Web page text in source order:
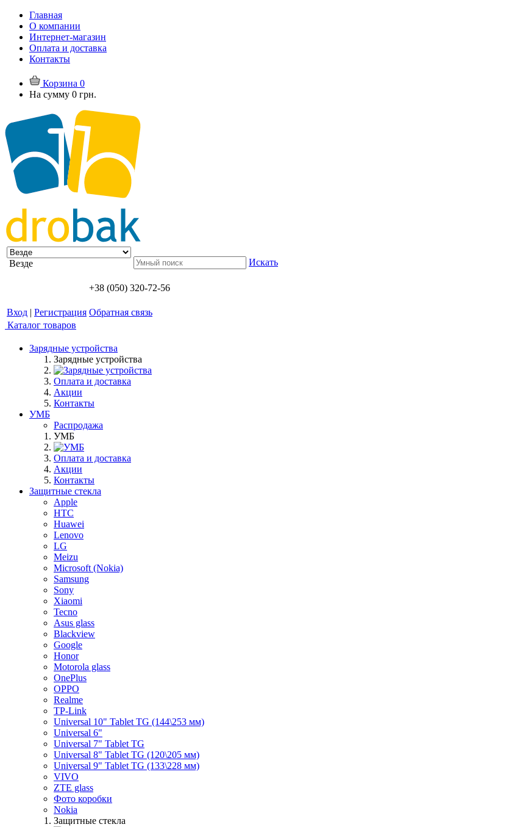
Главная
О компании
Интернет-магазин
Оплата и доставка
Контакты
Корзина 0
На сумму 0 грн.
Везде Искать
+38 (050) 320-72-56
Вход | Регистрация Обратная связь
Каталог товаров
Зарядные устройства
Зарядные устройства
Оплата и доставка
Акции
Контакты
УМБ
Распродажа
УМБ
Оплата и доставка
Акции
Контакты
Защитные стекла
Apple
HTC
Huawei
Lenovo
LG
Meizu
Microsoft (Nokia)
Samsung
Sony
Xiaomi
Tecno
Asus glass
Blackview
Google
Honor
Motorola glass
OnePlus
OPPO
Realme
TP-Link
Universal 10" Tablet TG (144\253 мм)
Universal 6"
Universal 7" Tablet TG
Universal 8" Tablet TG (120\205 мм)
Universal 9" Tablet TG (133\228 мм)
VIVO
ZTE glass
Фото коробки
Nokia
Защитные стекла